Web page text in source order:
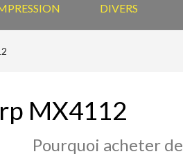
DIVERS
MX4112
Pourquoi acheter